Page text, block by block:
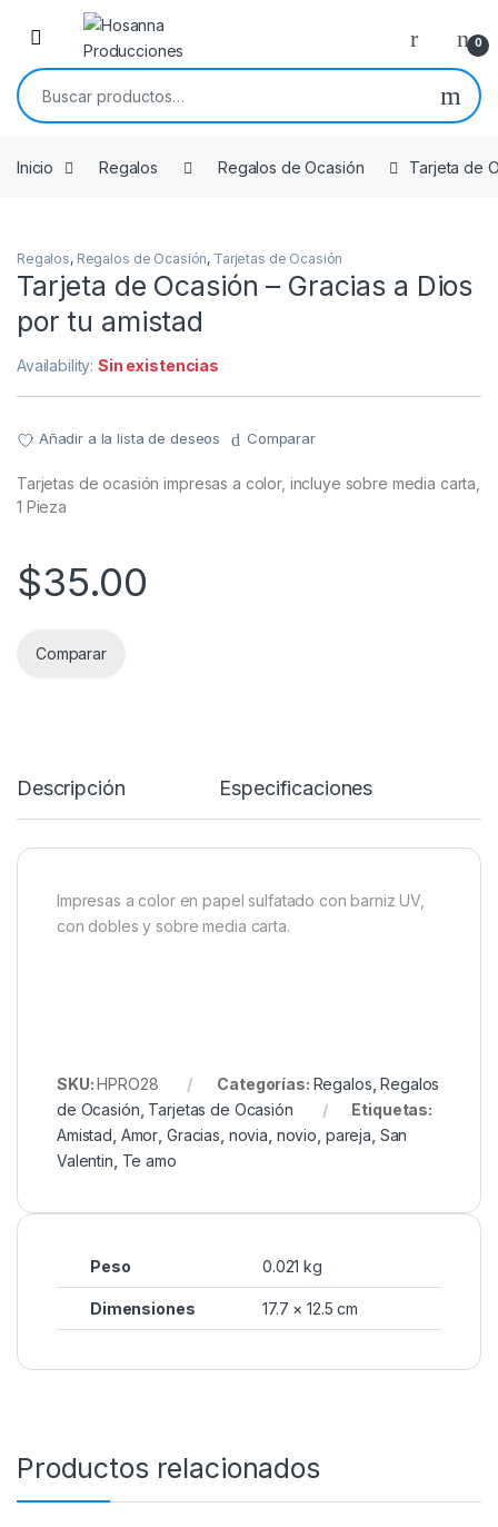
Skip to navigation
Skip to content
0
Buscar por:
Inicio Regalos Regalos de Ocasión Tarjeta de
Regalos, Regalos de Ocasión, Tarjetas de Ocasión
Tarjeta de Ocasión – Gracias a Dios
por tu amistad
Availability:Sin existencias
Añadir a la lista de deseos Comparar
Tarjetas de ocasión impresas a color, incluye sobre media carta,
1 Pieza
$35.00
Comparar
Descripción Especificaciones
Impresas a color en papel sulfatado con barniz UV,
con dobles y sobre media carta.
SKU: HPRO28 Categorías: Regalos, Regalos
de Ocasión, Tarjetas de Ocasión
Etiquetas:
Amistad, Amor, Gracias, novia, novio, pareja, San
Valentin, Te amo
Peso 0.021 kg
Dimensiones 17.7 × 12.5 cm
Productos relacionados